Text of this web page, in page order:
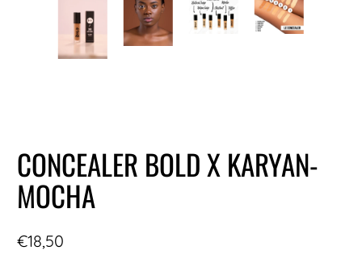
CONCEALER BOLD X KARYAN-
MOCHA
€18,50